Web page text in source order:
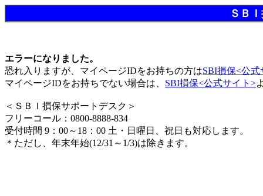
ＳＢ
エラーになりました。
恐れ入りますが、マイページIDをお持ちの方はSBI損保<公式
マイページIDをお持ちでない場合は、 SBI損保<公式サイト>
＜ＳＢＩ損保サポートデスク＞
フリーコール：0800-8888-834
受付時間 9：00～18：00 土・日曜日、祝日も対応します。
＊ただし、年末年始(12/31～1/3)は除きます。